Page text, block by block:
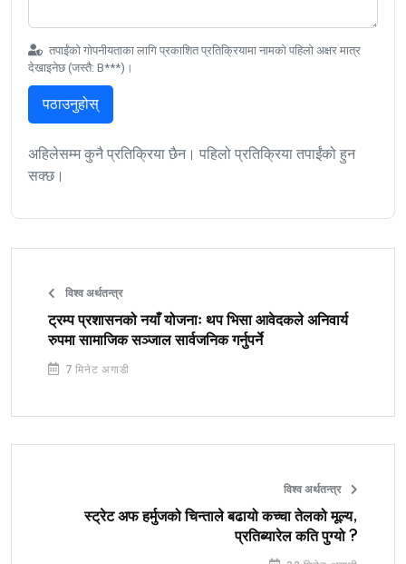
तपाईंको गोपनीयताका लागि प्रकाशित प्रतिक्रियामा नामको पहिलो अक्षर मात्र
देखाइनेछ (जस्तै: B***)।
पठाउनुहोस्
अहिलेसम्म कुनै प्रतिक्रिया छैन। पहिलो प्रतिक्रिया तपाईंको हुन
सक्छ।
विश्व अर्थतन्त्र
ट्रम्प प्रशासनको नयाँ योजनाः थप भिसा आवेदकले अनिवार्य
रुपमा सामाजिक सञ्जाल सार्वजनिक गर्नुपर्ने
7 मिनेट अगाडी
विश्व अर्थतन्त्र
स्ट्रेट अफ हर्मुजको चिन्ताले बढायो कच्चा तेलको मूल्य,
प्रतिब्यारेल कति पुग्यो ?